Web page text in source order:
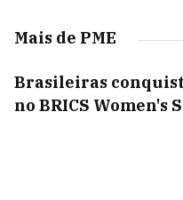
Mais de PME
Brasileiras
no BRICS Women's